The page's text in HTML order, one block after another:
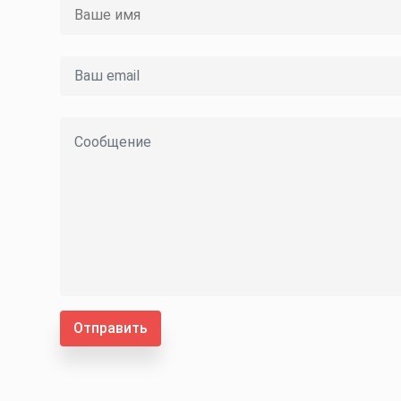
Отправить